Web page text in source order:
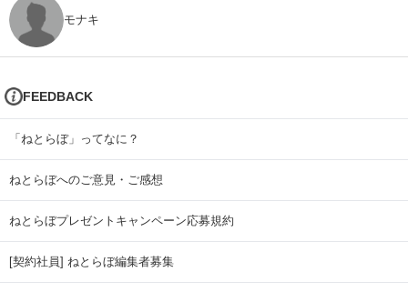
モナキ
FEEDBACK
「ねとらぼ」ってなに？
ねとらぼへのご意見・ご感想
ねとらぼプレゼントキャンペーン応募規約
[契約社員] ねとらぼ編集者募集